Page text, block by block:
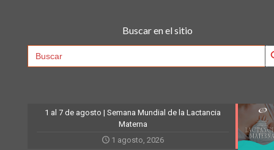
Buscar en el sitio
Search
1 al 7 de agosto | Semana Mundial de la Lactancia
Materna
1 agosto, 2026